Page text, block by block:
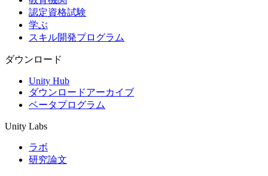
認定資格試験
学ぶ
スキル開発プログラム
ダウンロード
Unity Hub
ダウンロードアーカイブ
ベータプログラム
Unity Labs
ラボ
研究論文